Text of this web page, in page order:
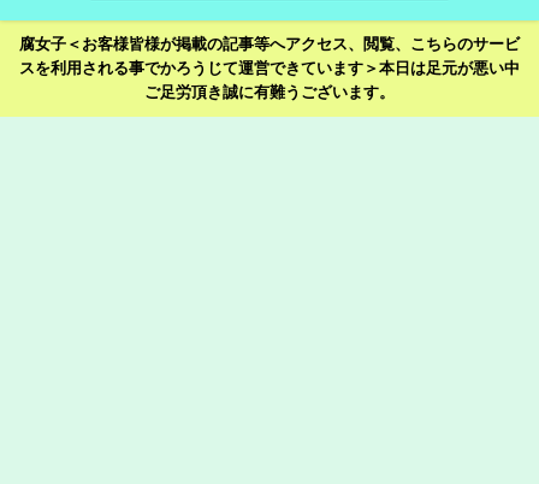
腐女子＜お客様皆様が掲載の記事等へアクセス、閲覧、こちらのサービ
スを利用される事でかろうじて運営できています＞本日は足元が悪い中
ご足労頂き誠に有難うございます。